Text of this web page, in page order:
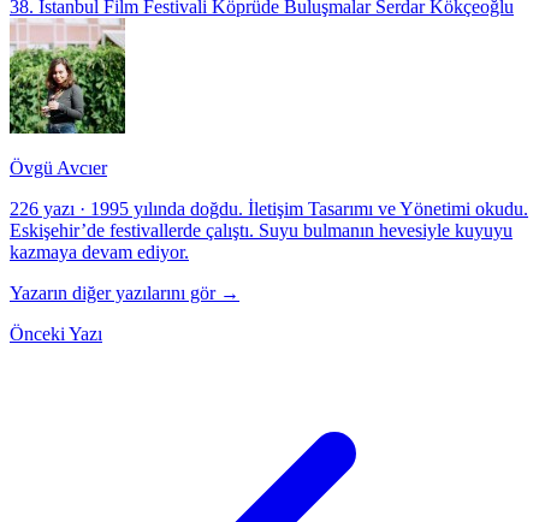
38. İstanbul Film Festivali Köprüde Buluşmalar Serdar Kökçeoğlu
Övgü Avcıer
226 yazı · 1995 yılında doğdu. İletişim Tasarımı ve Yönetimi okudu.
Eskişehir’de festivallerde çalıştı. Suyu bulmanın hevesiyle kuyuyu
kazmaya devam ediyor.
Yazarın diğer yazılarını gör →
Önceki Yazı